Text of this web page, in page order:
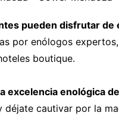
pueden disfrutar de
por enólogos
boutique.
excelencia enológica
déjate cautivar por la